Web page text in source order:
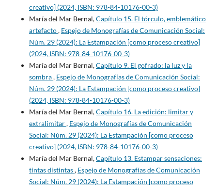
creativo] (2024, ISBN: 978-84-10176-00-3)
María del Mar Bernal,Capítulo 15. El tórculo, emblemático
artefacto, Espejo de Monografías de Comunicación Social:
Núm. 29 (2024): La Estampación [como proceso creativo]
(2024, ISBN: 978-84-10176-00-3)
María del Mar Bernal,Capítulo 9. El gofrado: la luz y la
sombra, Espejo de Monografías de Comunicación Social:
Núm. 29 (2024): La Estampación [como proceso creativo]
(2024, ISBN: 978-84-10176-00-3)
María del Mar Bernal,Capítulo 16. La edición: limitar y
extralimitar, Espejo de Monografías de Comunicación
Social: Núm. 29 (2024): La Estampación [como proceso
creativo] (2024, ISBN: 978-84-10176-00-3)
María del Mar Bernal,Capítulo 13. Estampar sensaciones:
tintas distintas, Espejo de Monografías de Comunicación
Social: Núm. 29 (2024): La Estampación [como proceso